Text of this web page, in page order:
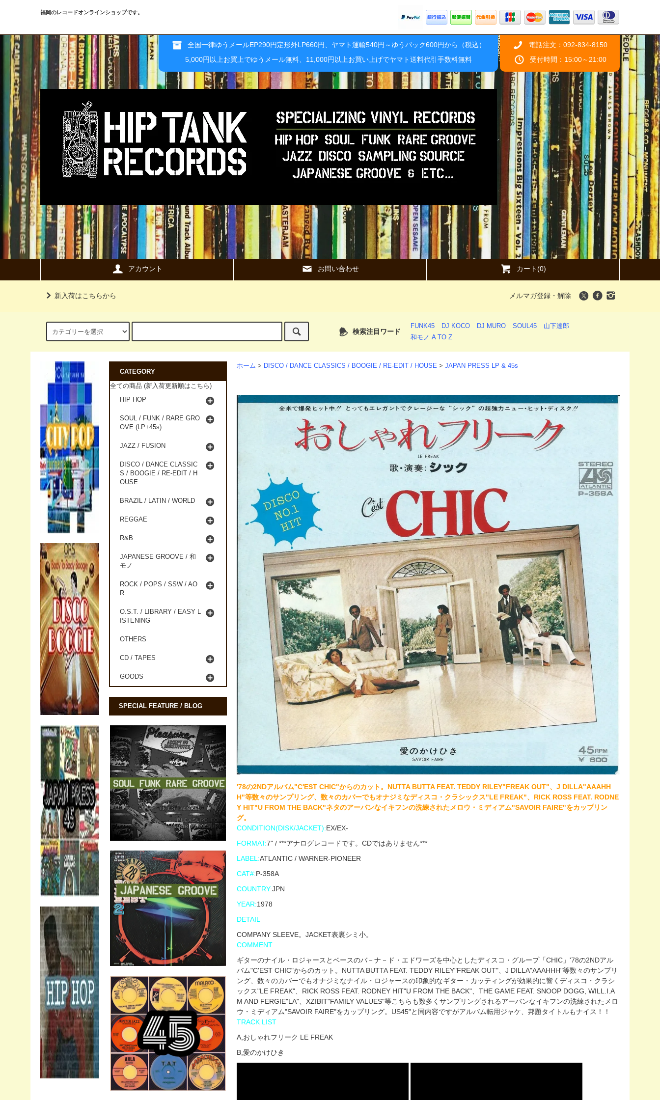
福岡のレコードオンラインショップです。
全国一律ゆうメールEP290円定形外LP660円、ヤマト運輸540円～ゆうパック600円から（税込）
5,000円以上お買上でゆうメール無料、11,000円以上お買い上げでヤマト送料代引手数料無料
電話注文：092-834-8150
受付時間：15:00～21:00
アカウント お問い合わせ カート(0)
新入荷はこちらから メルマガ登録・解除
検索注目ワード
FUNK45 DJ KOCO DJ MURO SOUL45
山下達郎
和モノ A TO Z
ホーム > DISCO / DANCE CLASSICS / BOOGIE / RE-EDIT / HOUSE > JAPAN PRESS LP & 45s
'78の2NDアルバム"C'EST CHIC"からのカット。NUTTA BUTTA FEAT. TEDDY RILEY"FREAK OUT"、J DILLA"AAAHH
H"等数々のサンプリング、数々のカバーでもオナジミなディスコ・クラシックス"LE FREAK"、RICK ROSS FEAT. RODNE
Y HIT"U FROM THE BACK"ネタのアーバンなイキフンの洗練されたメロウ・ミディアム"SAVOIR FAIRE"をカップリン
グ。
CONDITION(DISK/JACKET):EX/EX-
FORMAT:7" / ***アナログレコードです。CDではありません***
LABEL:ATLANTIC / WARNER-PIONEER
CAT#:P-358A
COUNTRY:JPN
YEAR:1978
DETAIL
COMPANY SLEEVE。JACKET表裏シミ小。
COMMENT
ギターのナイル・ロジャースとベースのバ－ナ－ド・エドワーズを中心としたディスコ・グループ「CHIC」'78の2NDアル
バム"C'EST CHIC"からのカット。NUTTA BUTTA FEAT. TEDDY RILEY"FREAK OUT"、J DILLA"AAAHHH"等数々のサンプリ
ング、数々のカバーでもオナジミなナイル・ロジャースの印象的なギター・カッティングが効果的に響くディスコ・クラシ
ックス"LE FREAK"、RICK ROSS FEAT. RODNEY HIT"U FROM THE BACK"、THE GAME FEAT. SNOOP DOGG, WILL.I.A
M AND FERGIE"LA"、XZIBIT"FAMILY VALUES"等こちらも数多くサンプリングされるアーバンなイキフンの洗練されたメロ
ウ・ミディアム"SAVOIR FAIRE"をカップリング。US45"と同内容ですがアルバム転用ジャケ、邦題タイトルもナイス！！
TRACK LIST
A,おしゃれフリーク LE FREAK
B,愛のかけひき
CATEGORY
全ての商品 (新入荷更新順はこちら)
HIP HOP
SOUL / FUNK / RARE GRO
OVE (LP+45s)
JAZZ / FUSION
DISCO / DANCE CLASSIC
S / BOOGIE / RE-EDIT / H
OUSE
BRAZIL / LATIN / WORLD
REGGAE
R&B
JAPANESE GROOVE / 和
モノ
ROCK / POPS / SSW / AO
R
O.S.T. / LIBRARY / EASY L
ISTENING
OTHERS
CD / TAPES
GOODS
SPECIAL FEATURE / BLOG